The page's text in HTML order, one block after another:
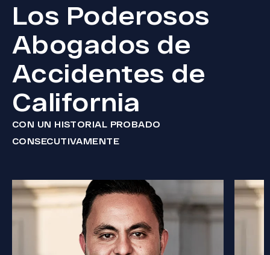
Los Poderosos
Abogados de
Accidentes de
California
CON UN HISTORIAL PROBADO
CONSECUTIVAMENTE